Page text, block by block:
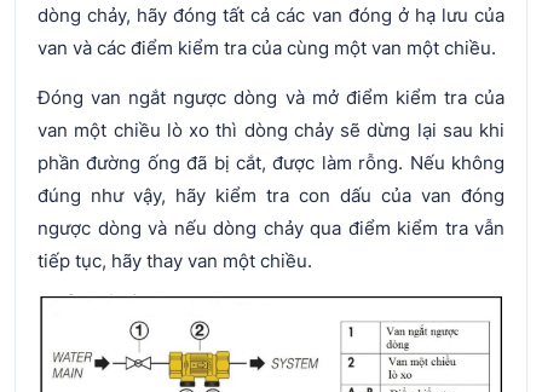
dòng chảy, hãy đóng tất cả các van đóng ở hạ lưu của
van và các điểm kiểm tra của cùng một van một chiều.
Đóng van ngắt ngược dòng và mở điểm kiểm tra của
van một chiều lò xo thì dòng chảy sẽ dừng lại sau khi
phần đường ống đã bị cắt, được làm rỗng. Nếu không
đúng như vậy, hãy kiểm tra con dấu của van đóng
ngược dòng và nếu dòng chảy qua điểm kiểm tra vẫn
tiếp tục, hãy thay van một chiều.